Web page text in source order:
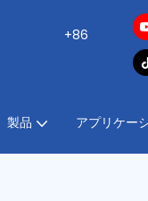
+86
製品 アプリケー